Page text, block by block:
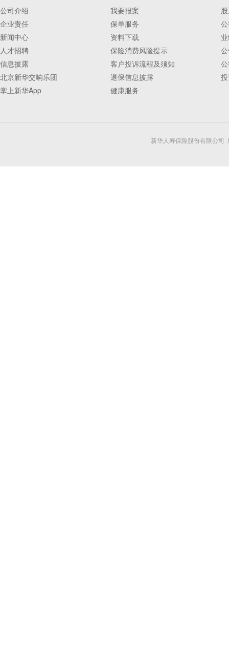
公司介绍
企业责任
新闻中心
人才招聘
信息披露
北京新华交响乐团
掌上新华App
我要报案
保单服务
资料下载
保险消费风险提示
客户投诉流程及须知
退保信息披露
健康服务
新华人寿保险股份有限公